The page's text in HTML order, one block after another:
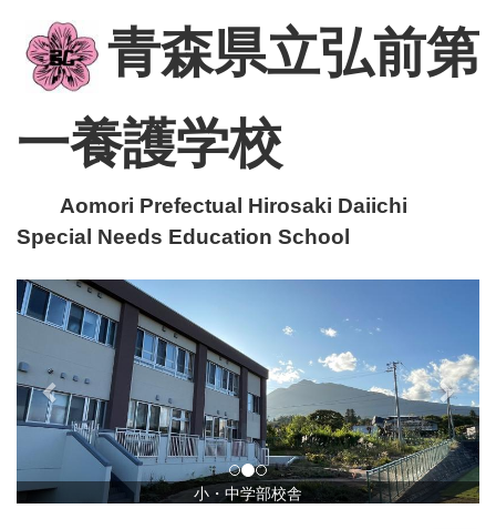
青森県立弘前第
一養護学校
Aomori Prefectual Hirosaki Daiichi
Special Needs Education School
小・中学部校舎
p
r
v
i
o
u
s
x
t